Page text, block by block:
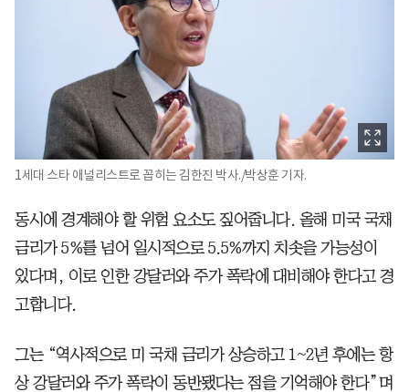
1세대 스타 애널리스트로 꼽히는 김한진 박사./박상훈 기자.
동시에 경계해야 할 위험 요소도 짚어줍니다. 올해 미국 국채
금리가 5%를 넘어 일시적으로 5.5%까지 치솟을 가능성이
있다며, 이로 인한 강달러와 주가 폭락에 대비해야 한다고 경
고합니다.
그는 “역사적으로 미 국채 금리가 상승하고 1~2년 후에는 항
상 강달러와 주가 폭락이 동반됐다는 점을 기억해야 한다”며